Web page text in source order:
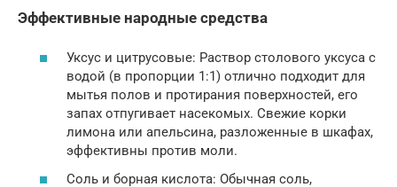
Эффективные народные средства
Уксус и цитрусовые: Раствор столового уксуса с
водой (в пропорции 1:1) отлично подходит для
мытья полов и протирания поверхностей, его
запах отпугивает насекомых. Свежие корки
лимона или апельсина, разложенные в шкафах,
эффективны против моли.
Соль и борная кислота: Обычная соль,